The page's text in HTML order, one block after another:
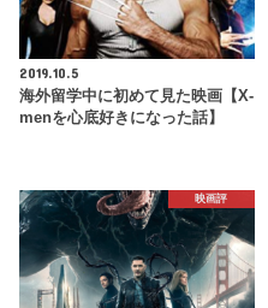
2019.10.5
海外留学中に初めて見た映画【X-
menを心底好きになった話】
映画評